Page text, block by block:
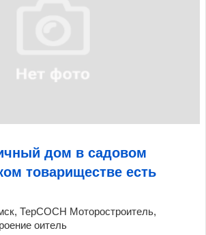
дом в садовом
товариществе есть
ТерСОСН Моторостроитель,
оитель